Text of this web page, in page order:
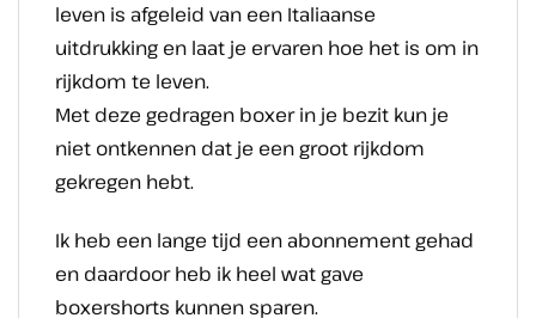
leven is afgeleid van een Italiaanse
uitdrukking en laat je ervaren hoe het is om in
rijkdom te leven.
Met deze gedragen boxer in je bezit kun je
niet ontkennen dat je een groot rijkdom
gekregen hebt.
Ik heb een lange tijd een abonnement gehad
en daardoor heb ik heel wat gave
boxershorts kunnen sparen.